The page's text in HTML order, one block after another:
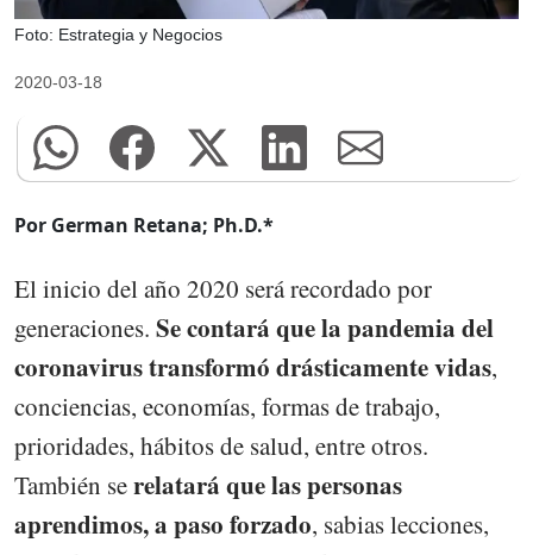
Foto: Estrategia y Negocios
2020-03-18
Por German Retana; Ph.D.*
El inicio del año 2020 será recordado por
generaciones. Se contará que la pandemia del
coronavirus transformó drásticamente vidas,
conciencias, economías, formas de trabajo,
prioridades, hábitos de salud, entre otros.
También serelatará que las personas
aprendimos, a paso forzado, sabias lecciones,